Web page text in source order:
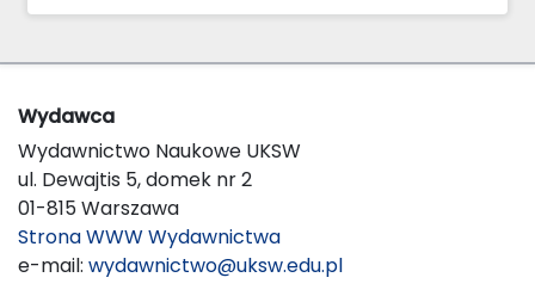
Wydawca
Wydawnictwo Naukowe UKSW
ul. Dewajtis 5, domek nr 2
01-815 Warszawa
Strona WWW Wydawnictwa
e-mail: wydawnictwo@uksw.edu.pl